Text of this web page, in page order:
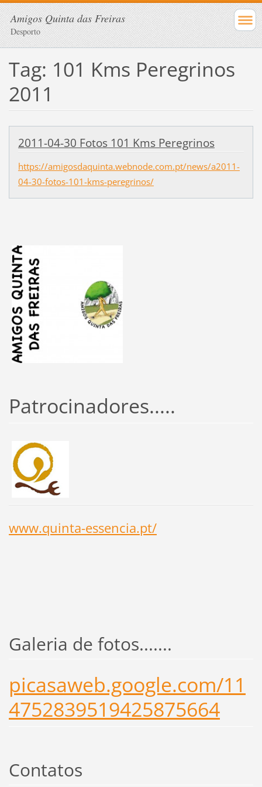
Amigos Quinta das Freiras
Desporto
Tag: 101 Kms Peregrinos
2011
2011-04-30 Fotos 101 Kms Peregrinos
https://amigosdaquinta.webnode.com.pt/news/a2011-
04-30-fotos-101-kms-peregrinos/
Patrocinadores.....
www.quinta-essencia.pt/
Galeria de fotos.......
picasaweb.google.com/11
4752839519425875664
Contatos